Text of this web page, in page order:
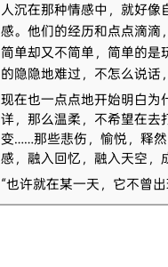
人沉在那种情感中，就好
感。他们的经历和点点滴滴
简单却又不简单，简单的是
的隐隐地难过，不怎么说话
现在也一点点地开始明白为
详，那么温柔，不希望在去
变……那些悲伤，愉悦，释
感，融入回忆，融入天空
“也许就在某一天，它不曾